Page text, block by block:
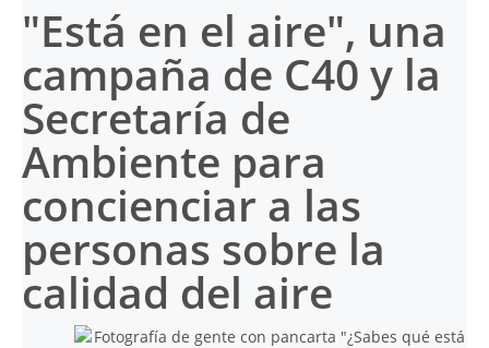
"Está en el aire", una
campaña de C40 y la
Secretaría de
Ambiente para
concienciar a las
personas sobre la
calidad del aire